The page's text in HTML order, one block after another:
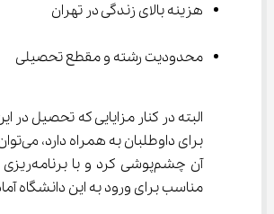
هزینه بالای زندگی در تهران
محدودیت رشته و مقطع تحصیلی
البته در کنار مزایایی که تحصیل در
برای
آن چشم‌پوشی
مناسب برای ورود به این دانشگاه